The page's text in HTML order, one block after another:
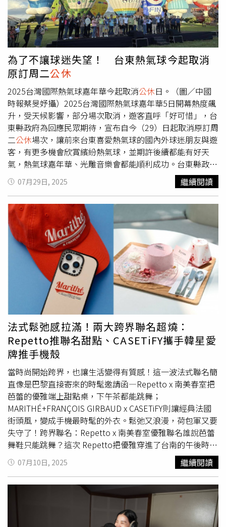
為了不讓球迷失望！ 台東熱氣球今起取消
原訂周二公休
2025台灣國際熱氣球嘉年華今起取消公休日。（圖／中國
時報蔡旻妤攝）2025台灣國際熱氣球嘉年華5日開幕熱度飆
升，受天候影響，部分場次取消，遊客直呼「好可惜」，台
東縣政府為回應民眾期待，宣布自今（29）日起取消原訂周
二公休場次，讓前來台東喜愛熱氣球的國內外球迷朋友與遊
客，有更多機會欣賞繽紛熱氣球，並期許後續都能有好天
氣，熱氣球嘉年華、光雕音樂會都能順利成功。台東縣政府
交通及觀光發展處長卜敏正表示，今年適逢台灣國際熱氣球
嘉年華15週年，並加入重量級IP合作推出全新造型球，結合
無人機、煙火與熱氣球光雕演出，雖然因颱風及天候影響，
取消部分場次，為了不讓球迷失望，縣府將7月6日鹿野高台
及7月24日池上大坡池光雕音樂會兩場次活動，分別順延至
8月4日（鹿野）及8月11日（池上），另7月29日起原訂每
周二公休日也取消，讓民眾更有機會參與熱氣球嘉年華活
動，後續將視天候狀況進行滾動式調整。台東縣政府提醒，
熱氣球嘉年華持續至8月21日，熱氣球繫留活動及造型球展
演進入最後3週，在鹿野高台每天5：30至7：00及17：00
至18：30兩個時段進行民眾喜愛的熱氣球繫留體驗，每日
上午5點及下午4點開放現場購票。
07月29日, 2025 繼續閱讀
法式鬆弛感拉滿！兩大跨界聯名超燒：
Repetto推聯名甜點、CASETiFY攜手韓星愛
牌推手機殼
當時尚開始跨界，也讓生活變得有質感！這一波法式聯名簡
直像是巴黎直接寄來的時髦邀請函—Repetto x 南美春室把
芭蕾的優雅端上甜點桌，下午茶都能跳舞；
MARITHÉ+FRANÇOIS GIRBAUD x CASETiFY則讓經典法國
街頭風，變成手機最時髦的外衣。鬆弛又浪漫，荷包軍又要
失守了！跨界聯名：Repetto x 南美春室優雅聯名誰說芭蕾
舞鞋只能跳舞？這次 Repetto把優雅穿進了台南的午後時
光！首次攜手台南人氣咖啡廳南美春室，端出一場讓人味蕾
也能跳舞的夢幻下午茶聯名。主題叫做「優雅互動．味蕾藝
術」，不只吃甜點，還能親手玩甜點的體驗，這波法式×在
地的跨界合作，準備好穿著芭蕾精神、優雅赴會～（圖／品
牌提供）Repetto 夢幻下午茶套餐，以經典的優雅粉色為主
調，呈現出細膩柔和的視覺美感。抹面蛋糕塗上如絲緞般滑
07月10日, 2025 繼續閱讀